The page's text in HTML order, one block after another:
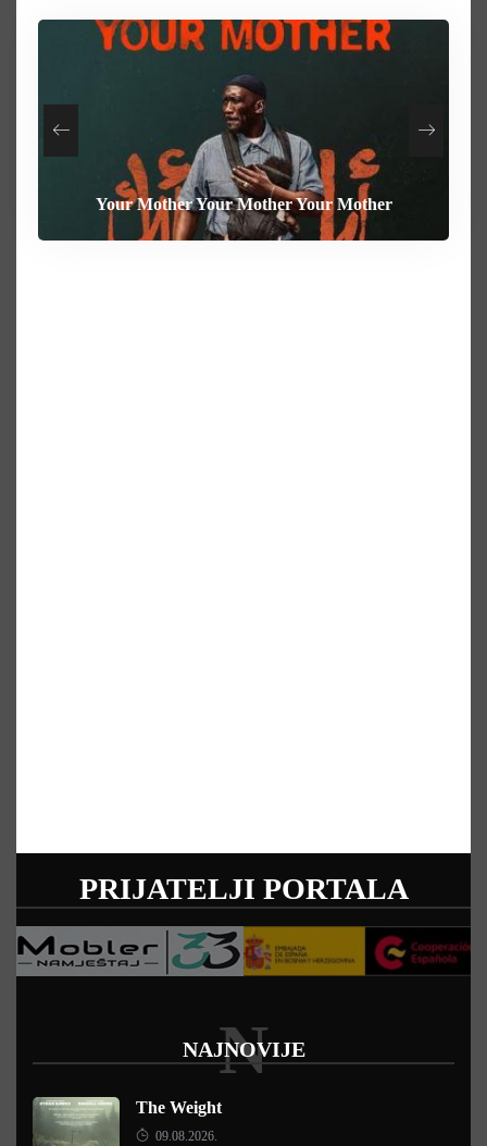
The Weight
Your Mother Your Mother Your Mother
Heart of the Beast
Behemoth
PRIJATELJI PORTALA
NAJNOVIJE
N
The Weight
09.08.2026.